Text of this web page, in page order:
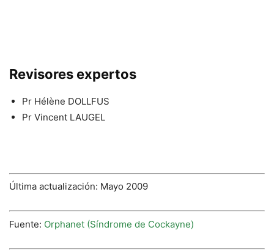
Revisores expertos
Pr Hélène DOLLFUS
Pr Vincent LAUGEL
Última actualización: Mayo 2009
Fuente: Orphanet (Síndrome de Cockayne)